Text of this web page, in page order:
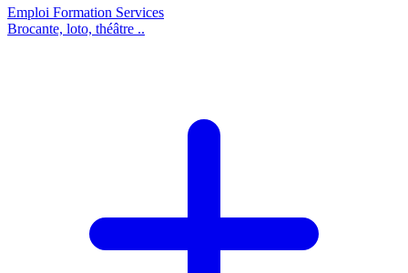
Emploi Formation Services
Brocante, loto, théâtre ..